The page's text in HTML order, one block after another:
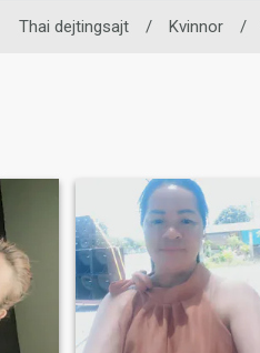
Thai dejtingsajt / Kvinnor /